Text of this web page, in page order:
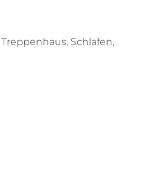
Treppenhaus, Schlafen,